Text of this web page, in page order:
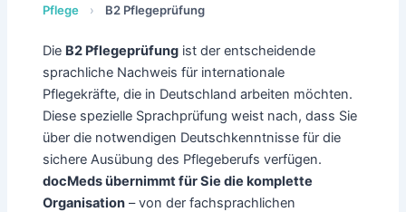
Pflege
› B2 Pflegeprüfung
Die B2 Pflegeprüfung ist der entscheidende
sprachliche Nachweis für internationale
Pflegekräfte, die in Deutschland arbeiten möchten.
Diese spezielle Sprachprüfung weist nach, dass Sie
über die notwendigen Deutschkenntnisse für die
sichere Ausübung des Pflegeberufs verfügen.
docMeds übernimmt für Sie die komplette
Organisation – von der fachsprachlichen